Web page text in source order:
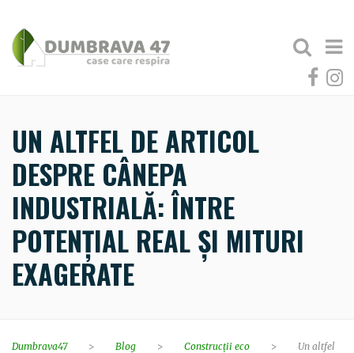
UN ALTFEL DE ARTICOL
DESPRE CÂNEPA
INDUSTRIALĂ: ÎNTRE
POTENȚIAL REAL ȘI MITURI
EXAGERATE
Dumbrava47 > Blog > Construcții eco >
Un altfel